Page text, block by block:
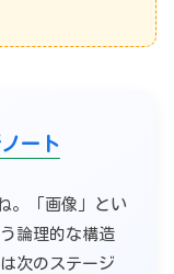
ート
。「画像」とい
論理的な構造
次のステージ